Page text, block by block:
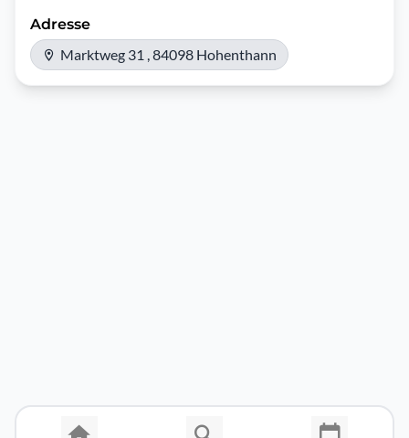
Adresse
Marktweg 31 , 84098 Hohenthann